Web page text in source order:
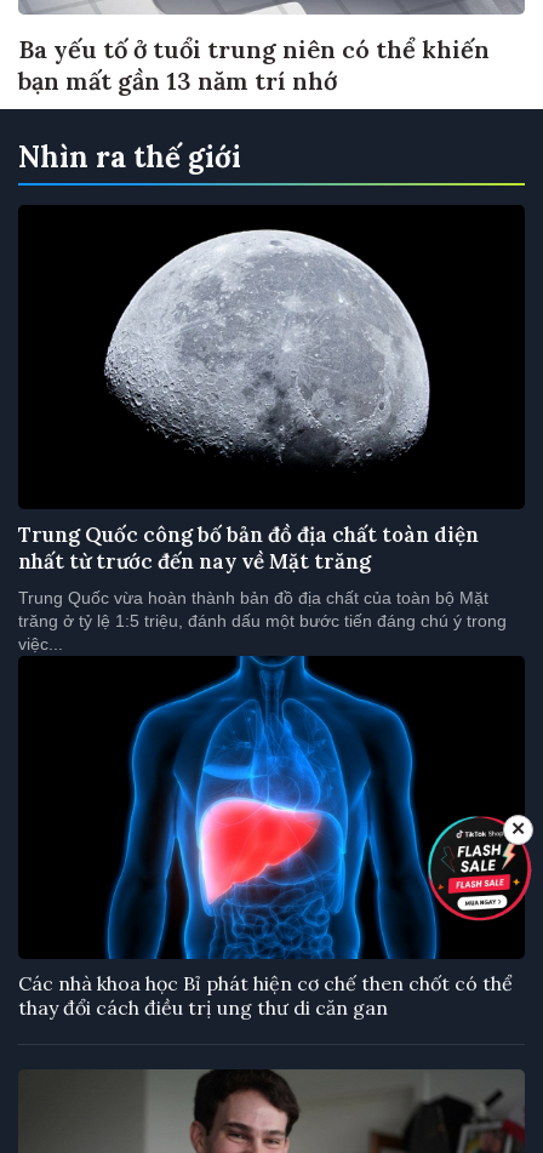
Ba yếu tố ở tuổi trung niên có thể khiến
bạn mất gần 13 năm trí nhớ
Nhìn ra thế giới
Trung Quốc công bố bản đồ địa chất toàn diện
nhất từ trước đến nay về Mặt trăng
Trung Quốc vừa hoàn thành bản đồ địa chất của toàn bộ Mặt
trăng ở tỷ lệ 1:5 triệu, đánh dấu một bước tiến đáng chú ý trong
việc...
Các nhà khoa học Bỉ phát hiện cơ chế then chốt có thể
thay đổi cách điều trị ung thư di căn gan
✕